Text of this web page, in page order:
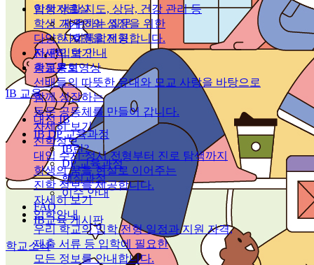
입학자료실
자주하는 질문
사회통합전형
전·편입학 안내
학교홍보영상
IB 교육
대성 IB
IB DP 교육과정
IB란?
DP 교육과정
핵심과정
이수 안내
FAQ
IB교육 게시판
학교소식
학생 생활 지도, 상담, 건강 관리 등
학생 개개인의 성장을 위한
다양한 지원을 제공합니다.
자세히 보기
총동문회
선배들의 따뜻한 유대와 모교 사랑을 바탕으로
함께 성장하는
동문 공동체를 만들어 갑니다.
자세히 보기
진학정보
대입 수시·정시 전형부터 진로 탐색까지
학생의 꿈을 현실로 이어주는
진학 정보를 제공합니다.
자세히 보기
입학안내
우리 학교의 입학 전형 일정과 지원 자격,
제출 서류 등 입학에 필요한
모든 정보를 안내합니다.